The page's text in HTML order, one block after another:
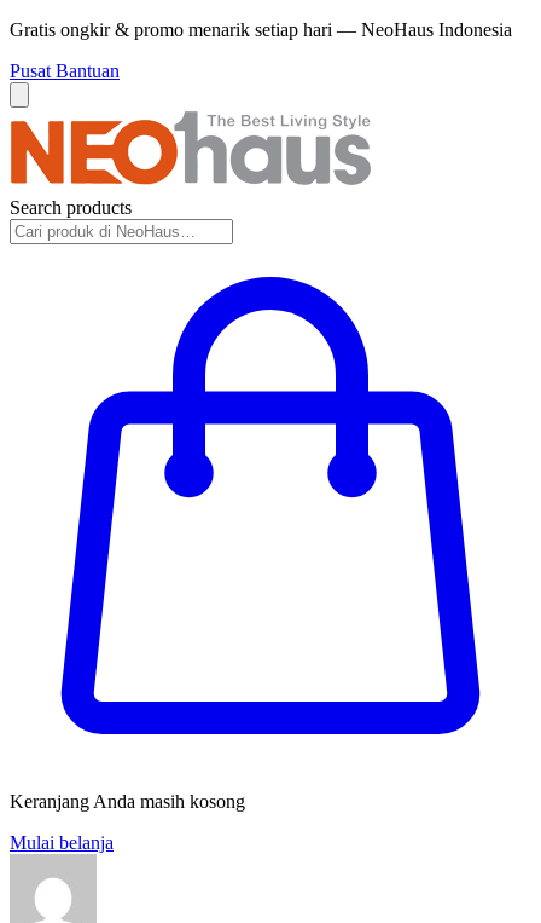
Gratis ongkir & promo menarik setiap hari — NeoHaus Indonesia
Pusat Bantuan
Search products
Keranjang Anda masih kosong
Mulai belanja